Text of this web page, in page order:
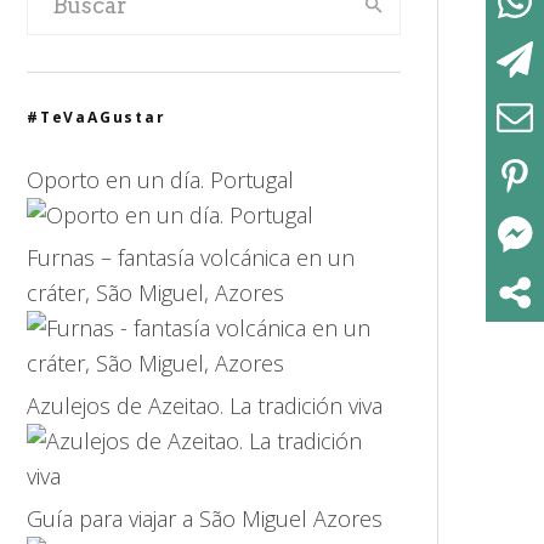
#TeVaAGustar
Oporto en un día. Portugal
Furnas – fantasía volcánica en un
cráter, São Miguel, Azores
Azulejos de Azeitao. La tradición viva
Guía para viajar a São Miguel Azores